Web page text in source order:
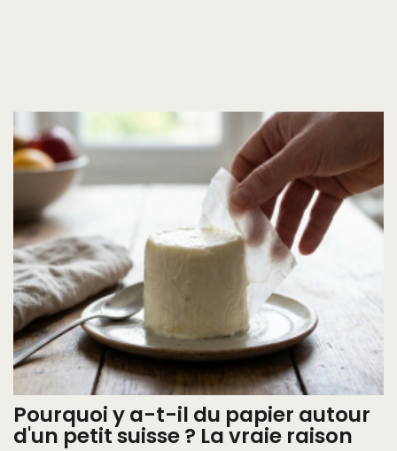
Pourquoi y a-t-il du papier autour
d'un petit suisse ? La vraie raison